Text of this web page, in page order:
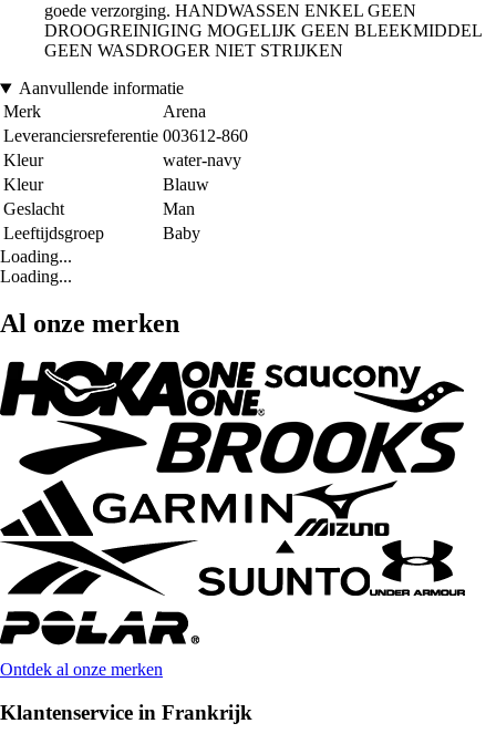
goede verzorging. HANDWASSEN ENKEL GEEN
DROOGREINIGING MOGELIJK GEEN BLEEKMIDDEL
GEEN WASDROGER NIET STRIJKEN
Aanvullende informatie
Merk
Arena
Leveranciersreferentie 003612-860
Kleur
water-navy
Kleur
Blauw
Geslacht
Man
Leeftijdsgroep
Baby
Loading...
Loading...
Al onze merken
Ontdek al onze merken
Klantenservice in Frankrijk